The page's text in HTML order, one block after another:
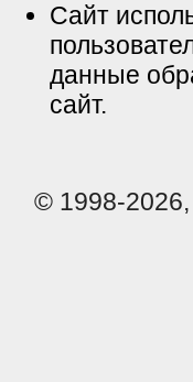
Сайт
данные
сайт.
© 1998-2026,